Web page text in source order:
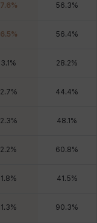
7.6% 56.3%
6.5% 56.4%
3.1 % 28.2%
2.7% 44.4%
2.3% 48.1 %
2.2% 60.8%
1.8% 41.5%
1.3% 90.3%